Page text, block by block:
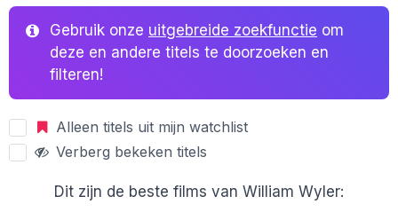
Gebruik onze uitgebreide zoekfunctie om
deze en andere titels te doorzoeken en
filteren!
Alleen titels uit mijn watchlist
Verberg bekeken titels
Dit zijn de beste films van William Wyler: